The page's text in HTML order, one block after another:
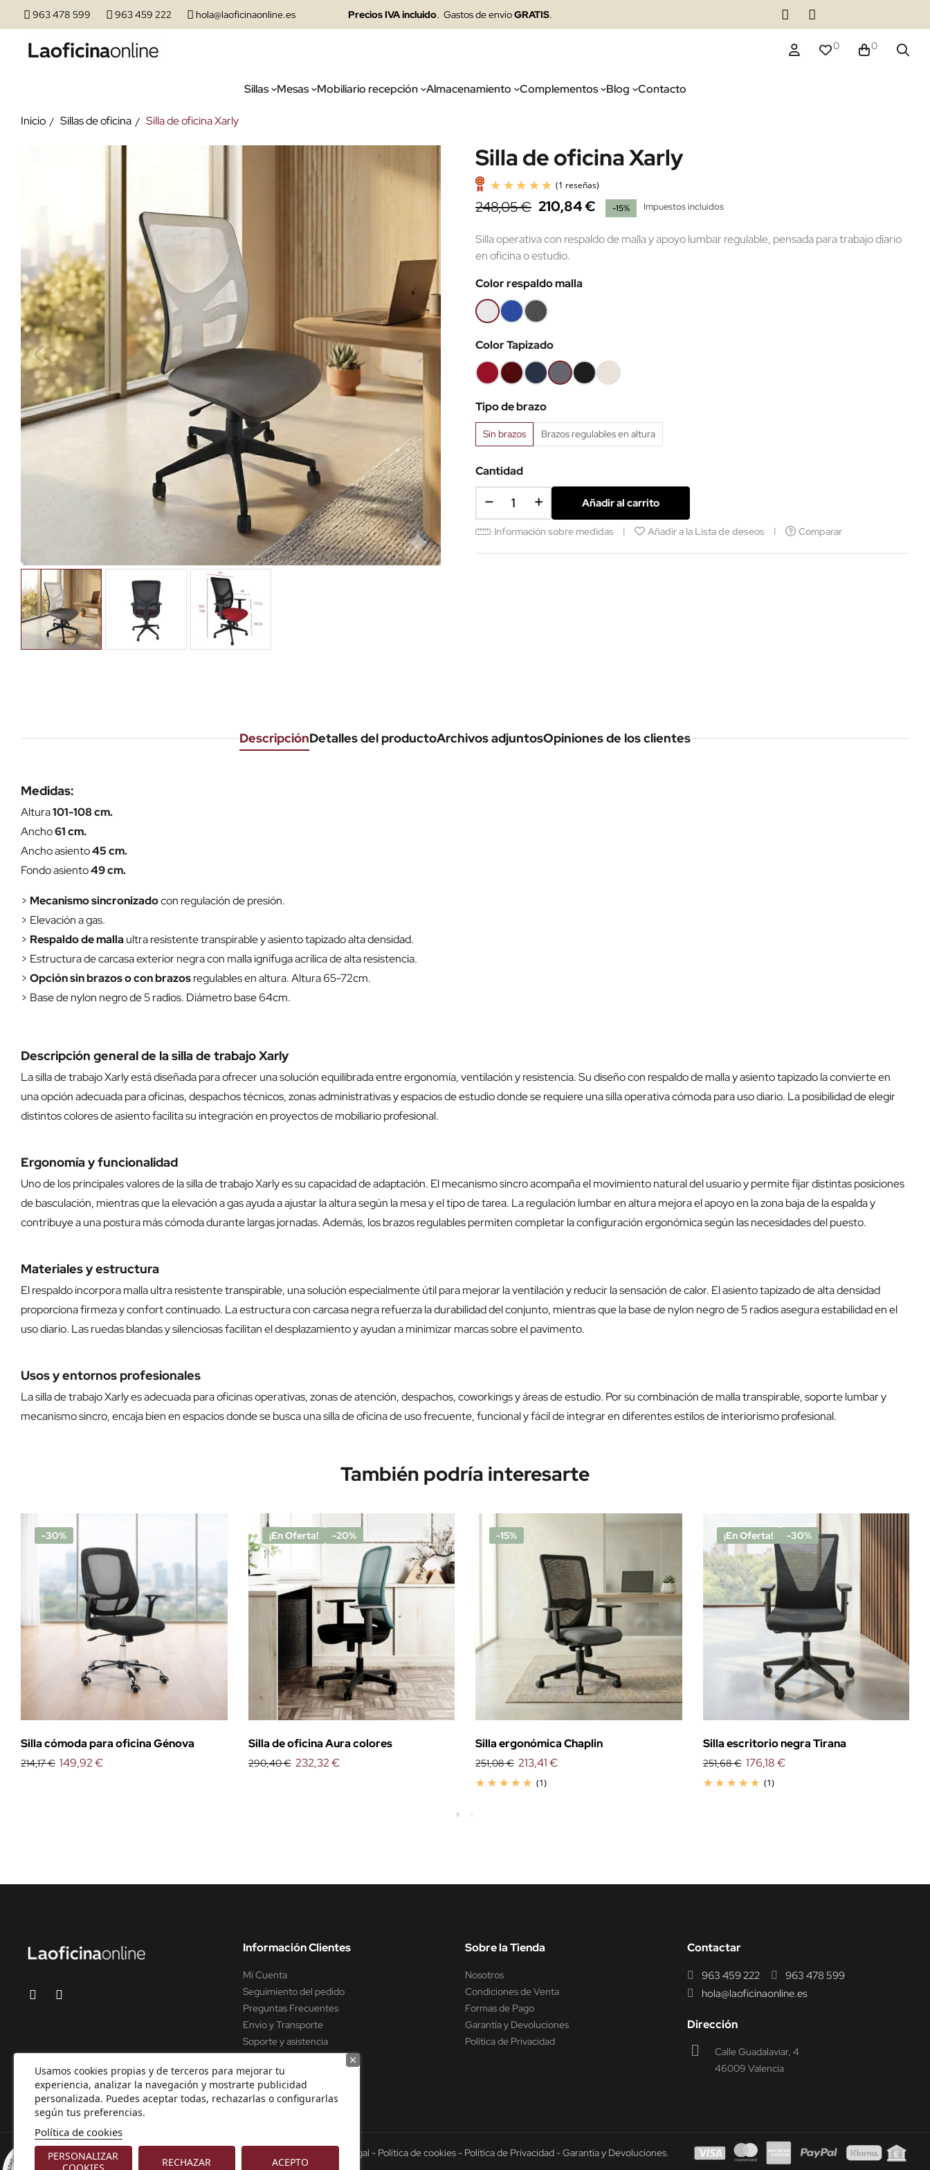
963 478 599 963 459 222 hola@laoficinaonline.es Precios IVA incluido. Gastos de envíoGRATIS.
0 0
Sillas Mesas Mobiliario recepción Almacenamiento Complementos Blog Contacto
Inicio Sillas de oficina Silla de oficina Xarly
Silla de oficina Xarly
248,05 € 210,84 € -15% Impuestos incluidos
Silla operativa con respaldo de malla y apoyo lumbar regulable, pensada para trabajo diario
en oficina o estudio.
Color respaldo malla
BlancaAzul Negra
Color Tapizado
Rojo
B79
Granate
B109
Azul
B6098
Gris
B8010
Negro
B9
Polipiel
Blanca
Tipo de brazo
Sin brazos Brazos regulables en altura
Cantidad
Añadir al carrito
Información sobre medidas Añadir a la Lista de deseos Comparar
DescripciónDetalles del productoArchivos adjuntosOpiniones de los clientes
Medidas:
Altura101-108 cm.
Ancho61 cm.
Ancho asiento45 cm.
Fondo asiento49 cm.
> Mecanismo sincronizadocon regulación de presión.
> Elevación a gas.
> Respaldo de malla ultra resistente transpirable y asiento tapizado alta densidad.
> Estructura de carcasa exterior negra con malla ignífuga acrílica de alta resistencia.
> Opción sin brazos o con brazosregulables en altura. Altura 65-72cm.
> Base de nylon negro de 5 radios. Diámetro base 64cm.
Descripción general de la silla de trabajo Xarly
La silla de trabajo Xarly está diseñada para ofrecer una solución equilibrada entre ergonomía, ventilación y resistencia. Su diseño con respaldo de malla y asiento tapizado la convierte en
una opción adecuada para oficinas, despachos técnicos, zonas administrativas y espacios de estudio donde se requiere una silla operativa cómoda para uso diario. La posibilidad de elegir
distintos colores de asiento facilita su integración en proyectos de mobiliario profesional.
Ergonomía y funcionalidad
Uno de los principales valores de la silla de trabajo Xarly es su capacidad de adaptación. El mecanismo sincro acompaña el movimiento natural del usuario y permite fijar distintas posiciones
de basculación, mientras que la elevación a gas ayuda a ajustar la altura según la mesa y el tipo de tarea. La regulación lumbar en altura mejora el apoyo en la zona baja de la espalda y
contribuye a una postura más cómoda durante largas jornadas. Además, los brazos regulables permiten completar la configuración ergonómica según las necesidades del puesto.
Materiales y estructura
El respaldo incorpora malla ultra resistente transpirable, una solución especialmente útil para mejorar la ventilación y reducir la sensación de calor. El asiento tapizado de alta densidad
proporciona firmeza y confort continuado. La estructura con carcasa negra refuerza la durabilidad del conjunto, mientras que la base de nylon negro de 5 radios asegura estabilidad en el
uso diario. Las ruedas blandas y silenciosas facilitan el desplazamiento y ayudan a minimizar marcas sobre el pavimento.
Usos y entornos profesionales
La silla de trabajo Xarly es adecuada para oficinas operativas, zonas de atención, despachos, coworkings y áreas de estudio. Por su combinación de malla transpirable, soporte lumbar y
mecanismo sincro, encaja bien en espacios donde se busca una silla de oficina de uso frecuente, funcional y fácil de integrar en diferentes estilos de interiorismo profesional.
También podría interesarte
-30%
Silla cómoda para oficina Génova
214,17 € 149,92 €
¡En Oferta! -20%
Silla de oficina Aura colores
290,40 € 232,32 €
-15%
Silla ergonómica Chaplin
251,08 €
(1)
213,41 €
¡En Oferta! -30%
Silla escritorio negra Tirana
251,68 €
(1)
176,18 €
Usamos cookies propias y de terceros para mejorar tu
experiencia, analizar la navegación y mostrarte publicidad
personalizada. Puedes aceptar todas, rechazarlas o configurarlas
según tus preferencias.
Política de cookies
PERSONALIZAR
RECHAZAR ACEPTO
Información Clientes
Mi Cuenta
Seguimiento del pedido
Preguntas Frecuentes
Envío y Transporte
Soporte y asistencia
Sobre la Tienda
Nosotros
Condiciones de Venta
Formas de Pago
Garantía y Devoluciones
Política de Privacidad
Contactar
963 459 222
963 478 599
hola@laoficinaonline.es
Dirección
Calle Guadalaviar, 4
46009 Valencia
© 2000-2026 Laoficinaonline. Aviso Legal - Política de cookies- Política de Privacidad-Garantía y Devoluciones.